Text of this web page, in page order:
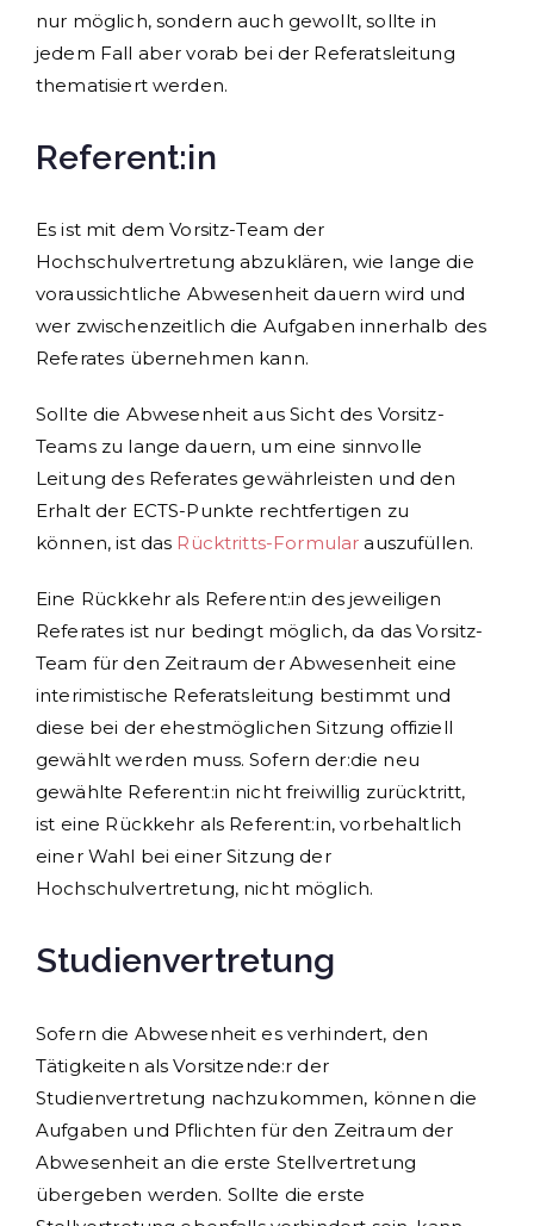
nur möglich, sondern auch gewollt, sollte in
jedem Fall aber vorab bei der Referatsleitung
thematisiert werden.
Referent:in
Es ist mit dem Vorsitz-Team der
Hochschulvertretung abzuklären, wie lange die
voraussichtliche Abwesenheit dauern wird und
wer zwischenzeitlich die Aufgaben innerhalb des
Referates übernehmen kann.
Sollte die Abwesenheit aus Sicht des Vorsitz-
Teams zu lange dauern, um eine sinnvolle
Leitung des Referates gewährleisten und den
Erhalt der ECTS-Punkte rechtfertigen zu
können, ist das Rücktritts-Formular auszufüllen.
Eine Rückkehr als Referent:in des jeweiligen
Referates ist nur bedingt möglich, da das Vorsitz-
Team für den Zeitraum der Abwesenheit eine
interimistische Referatsleitung bestimmt und
diese bei der ehestmöglichen Sitzung offiziell
gewählt werden muss. Sofern der:die neu
gewählte Referent:in nicht freiwillig zurücktritt,
ist eine Rückkehr als Referent:in, vorbehaltlich
einer Wahl bei einer Sitzung der
Hochschulvertretung, nicht möglich.
Studienvertretung
Sofern die Abwesenheit es verhindert, den
Tätigkeiten als Vorsitzende:r der
Studienvertretung nachzukommen, können die
Aufgaben und Pflichten für den Zeitraum der
Abwesenheit an die erste Stellvertretung
übergeben werden. Sollte die erste